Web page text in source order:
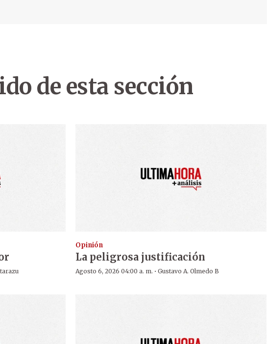
de esta sección
Opinión
La peligrosa justificación
Agosto 6, 2026 04:00 a. m. ·Gustavo A. Olmedo B